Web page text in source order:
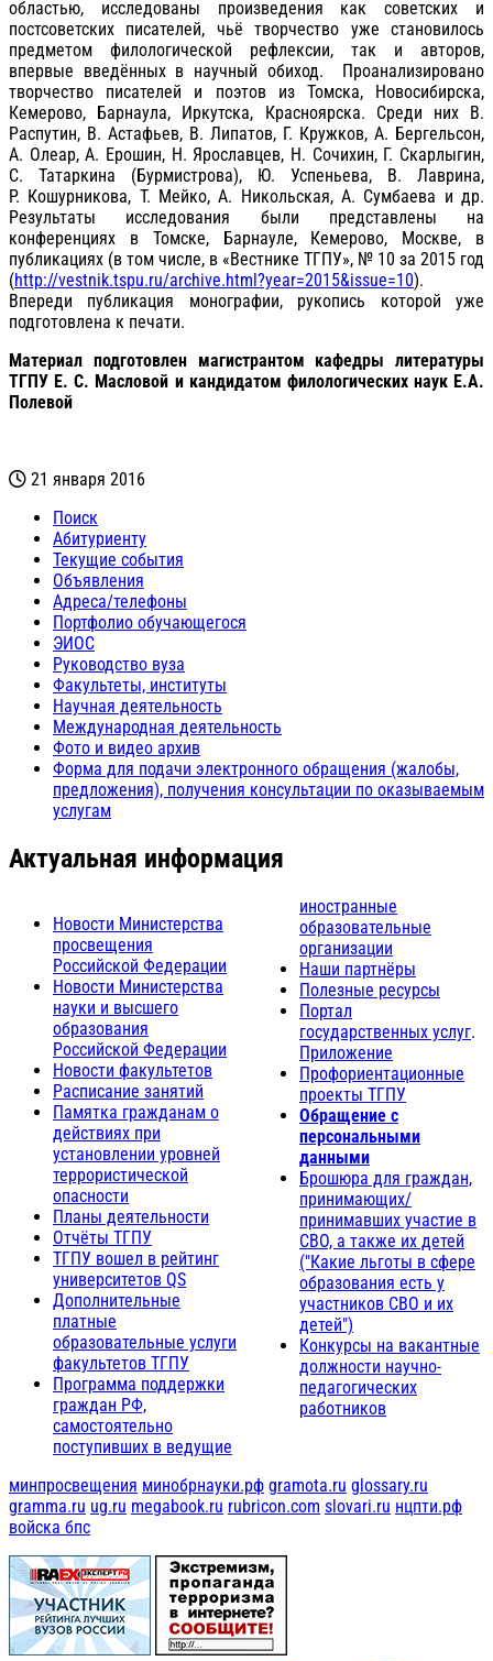
областью, исследованы произведения как советских и
постсоветских писателей, чьё творчество уже становилось
предметом филологической рефлексии, так и авторов,
впервые введённых в научный обиход. Проанализировано
творчество писателей и поэтов из Томска, Новосибирска,
Кемерово, Барнаула, Иркутска, Красноярска. Среди них В.
Распутин, В. Астафьев, В. Липатов, Г. Кружков, А. Бергельсон,
А. Олеар, А. Ерошин, Н. Ярославцев, Н. Сочихин, Г. Скарлыгин,
С. Татаркина (Бурмистрова), Ю. Успеньева, В. Лаврина,
Р. Кошурникова, Т. Мейко, А. Никольская, А. Сумбаева и др.
Результаты исследования были представлены на
конференциях в Томске, Барнауле, Кемерово, Москве, в
публикациях (в том числе, в «Вестнике ТГПУ», № 10 за 2015 год
(http://vestnik.tspu.ru/archive.html?year=2015&issue=10).
Впереди публикация монографии, рукопись которой уже
подготовлена к печати.
Материал подготовлен магистрантом кафедры литературы
ТГПУ Е. С. Масловой и кандидатом филологических наук Е.А.
Полевой
21 января 2016
Поиск
Абитуриенту
Текущие события
Объявления
Адреса/телефоны
Портфолио обучающегося
ЭИОС
Руководство вуза
Факультеты, институты
Научная деятельность
Международная деятельность
Фото и видео архив
Форма для подачи электронного обращения (жалобы,
предложения), получения консультации по оказываемым
услугам
Актуальная информация
Новости Министерства
просвещения
Российской Федерации
Новости Министерства
науки и высшего
образования
Российской Федерации
Новости факультетов
Расписание занятий
Памятка гражданам о
действиях при
установлении уровней
террористической
опасности
Планы деятельности
Отчёты ТГПУ
ТГПУ вошел в рейтинг
университетов QS
Дополнительные
платные
образовательные услуги
факультетов ТГПУ
Программа поддержки
граждан РФ,
самостоятельно
поступивших в ведущие
иностранные
образовательные
организации
Наши партнёры
Полезные ресурсы
Портал
государственных услуг.
Приложение
Профориентационные
проекты ТГПУ
Обращение с
персональными
данными
Брошюра для граждан,
принимающих/
принимавших участие в
СВО, а также их детей
("Какие льготы в сфере
образования есть у
участников СВО и их
детей")
Конкурсы на вакантные
должности научно-
педагогических
работников
минпросвещения минобрнауки.рф gramota.ru glossary.ru
gramma.ru ug.ru megabook.ru rubricon.com slovari.ru нцпти.рф
войска бпс